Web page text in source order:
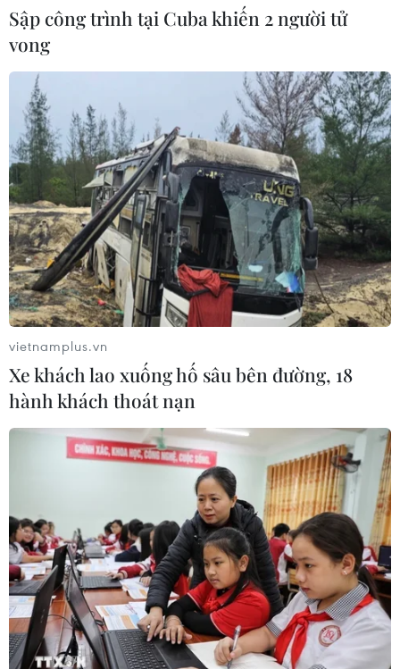
TIN CÙNG CHUYÊN MỤC
Bảo mẫu tại cơ sở mầm non thừa
nhận hành vi bạo hành hai trẻ
07/08/2026 12:27
Sập công trình tại Cuba khiến 2 người tử
vong
vietnamplus.vn
Xe khách lao xuống hố sâu bên đường, 18
hành khách thoát nạn